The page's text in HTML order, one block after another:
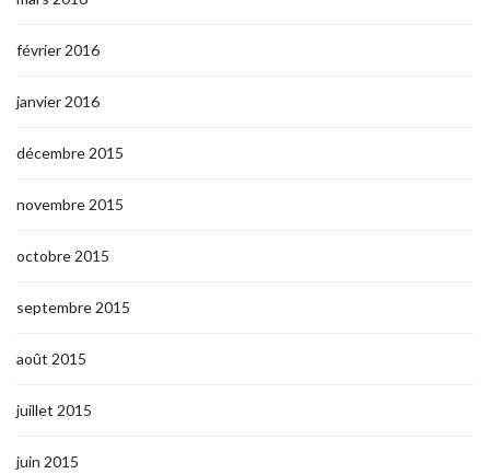
février 2016
janvier 2016
décembre 2015
novembre 2015
octobre 2015
septembre 2015
août 2015
juillet 2015
juin 2015